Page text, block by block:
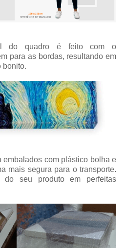
do quadro é feito com o
para as bordas, resultando em
bonito.
embalados com plástico bolha e
mais segura para o transporte.
do seu produto em perfeitas